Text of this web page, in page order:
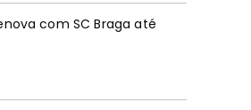
com SC Braga até